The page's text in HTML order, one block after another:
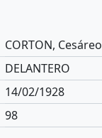
CORTON, Cesáreo
DELANTERO
14/02/1928
98